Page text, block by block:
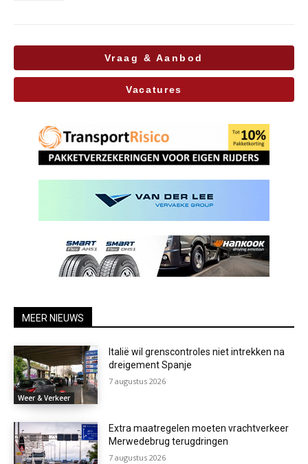
Vraag & Aanbod
Vacatures
MEER NIEUWS
Weer & Verkeer
Italië wil grenscontroles niet intrekken na
dreigement Spanje
7 augustus 2026
Extra maatregelen moeten vrachtverkeer
Merwedebrug terugdringen
7 augustus 2026